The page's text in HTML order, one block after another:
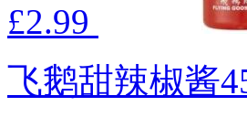
£2.99
飞鹅甜辣椒酱